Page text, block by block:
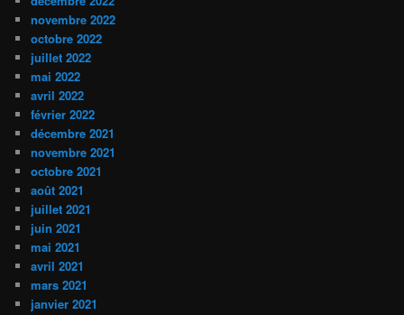
novembre 2022
octobre 2022
juillet 2022
mai 2022
avril 2022
février 2022
décembre 2021
novembre 2021
octobre 2021
août 2021
juillet 2021
juin 2021
mai 2021
avril 2021
mars 2021
janvier 2021